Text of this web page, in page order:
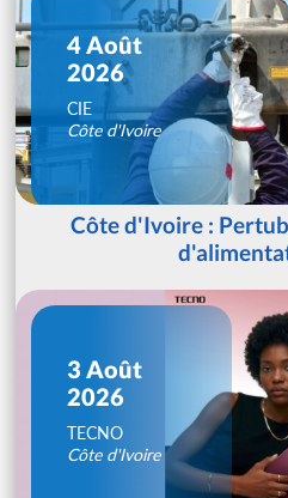
4 Août
2026
CIE
Côte d'Ivoire
Côte d'Ivoire :
3 Août
2026
TECNO
Côte d'Ivoire